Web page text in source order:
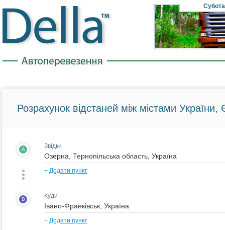
Субота
Розрахунок відстаней між містами України,
A Звідки
+ Додати пункт
B Куди
+ Додати пункт